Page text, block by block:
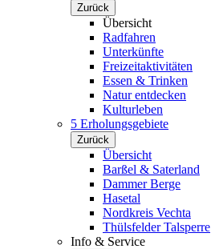
Zurück
Übersicht
Radfahren
Unterkünfte
Freizeitaktivitäten
Essen & Trinken
Natur entdecken
Kulturleben
5 Erholungsgebiete
Zurück
Übersicht
Barßel & Saterland
Dammer Berge
Hasetal
Nordkreis Vechta
Thülsfelder Talsperre
Info & Service